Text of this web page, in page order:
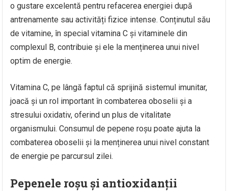
o gustare excelentă pentru refacerea energiei după
antrenamente sau activități fizice intense. Conținutul său
de vitamine, în special vitamina C și vitaminele din
complexul B, contribuie și ele la menținerea unui nivel
optim de energie.
Vitamina C, pe lângă faptul că sprijină sistemul imunitar,
joacă și un rol important în combaterea oboselii și a
stresului oxidativ, oferind un plus de vitalitate
organismului. Consumul de pepene roșu poate ajuta la
combaterea oboselii și la menținerea unui nivel constant
de energie pe parcursul zilei.
Pepenele roșu și antioxidanții